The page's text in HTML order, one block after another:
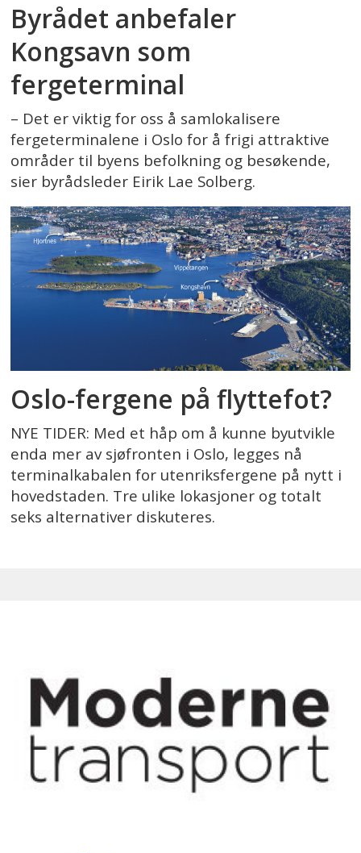
Byrådet anbefaler
Kongsavn som
fergeterminal
– Det er viktig for oss å samlokalisere
fergeterminalene i Oslo for å frigi attraktive
områder til byens befolkning og besøkende,
sier byrådsleder Eirik Lae Solberg.
Oslo-fergene på flyttefot?
NYE TIDER: Med et håp om å kunne byutvikle
enda mer av sjøfronten i Oslo, legges nå
terminalkabalen for utenriksfergene på nytt i
hovedstaden. Tre ulike lokasjoner og totalt
seks alternativer diskuteres.